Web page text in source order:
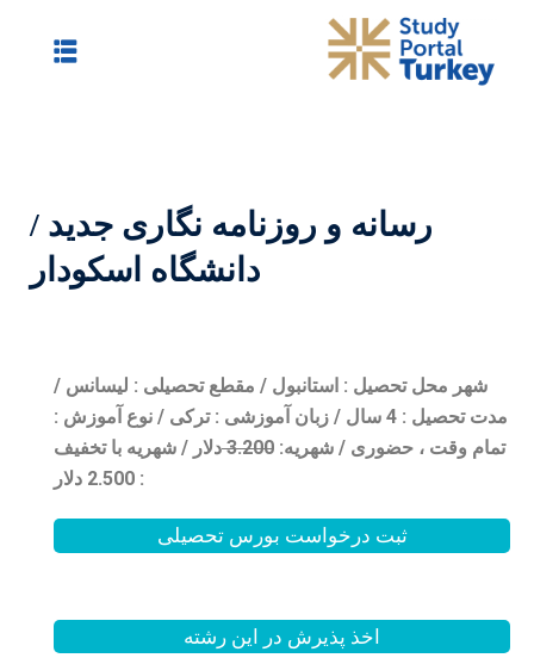
نگاری جدید /
/ مقطع تحصیلی : لیسانس /
/ زبان آموزشی : ترکی / نوع آموزش :
3.20 دلار / شهریه با تخفیف